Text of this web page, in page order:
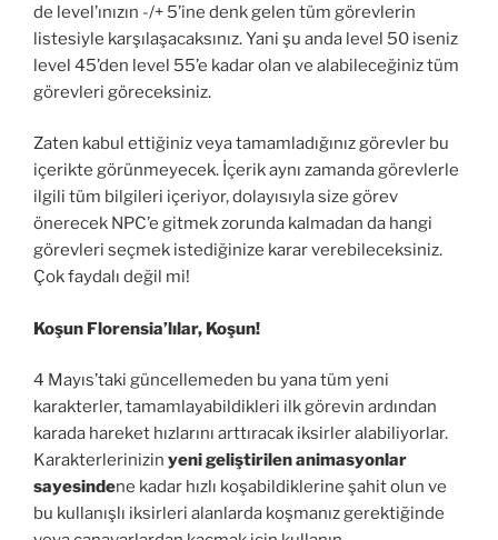
de level’ınızın -/+ 5’ine denk gelen tüm görevlerin
listesiyle karşılaşacaksınız. Yani şu anda level 50 iseniz
level 45’den level 55’e kadar olan ve alabileceğiniz tüm
görevleri göreceksiniz.
Zaten kabul ettiğiniz veya tamamladığınız görevler bu
içerikte görünmeyecek. İçerik aynı zamanda görevlerle
ilgili tüm bilgileri içeriyor, dolayısıyla size görev
önerecek NPC’e gitmek zorunda kalmadan da hangi
görevleri seçmek istediğinize karar verebileceksiniz.
Çok faydalı değil mi!
Koşun Florensia’lılar, Koşun!
4 Mayıs’taki güncellemeden bu yana tüm yeni
karakterler, tamamlayabildikleri ilk görevin ardından
karada hareket hızlarını arttıracak iksirler alabiliyorlar.
Karakterlerinizin yeni geliştirilen animasyonlar
sayesindene kadar hızlı koşabildiklerine şahit olun ve
bu kullanışlı iksirleri alanlarda koşmanız gerektiğinde